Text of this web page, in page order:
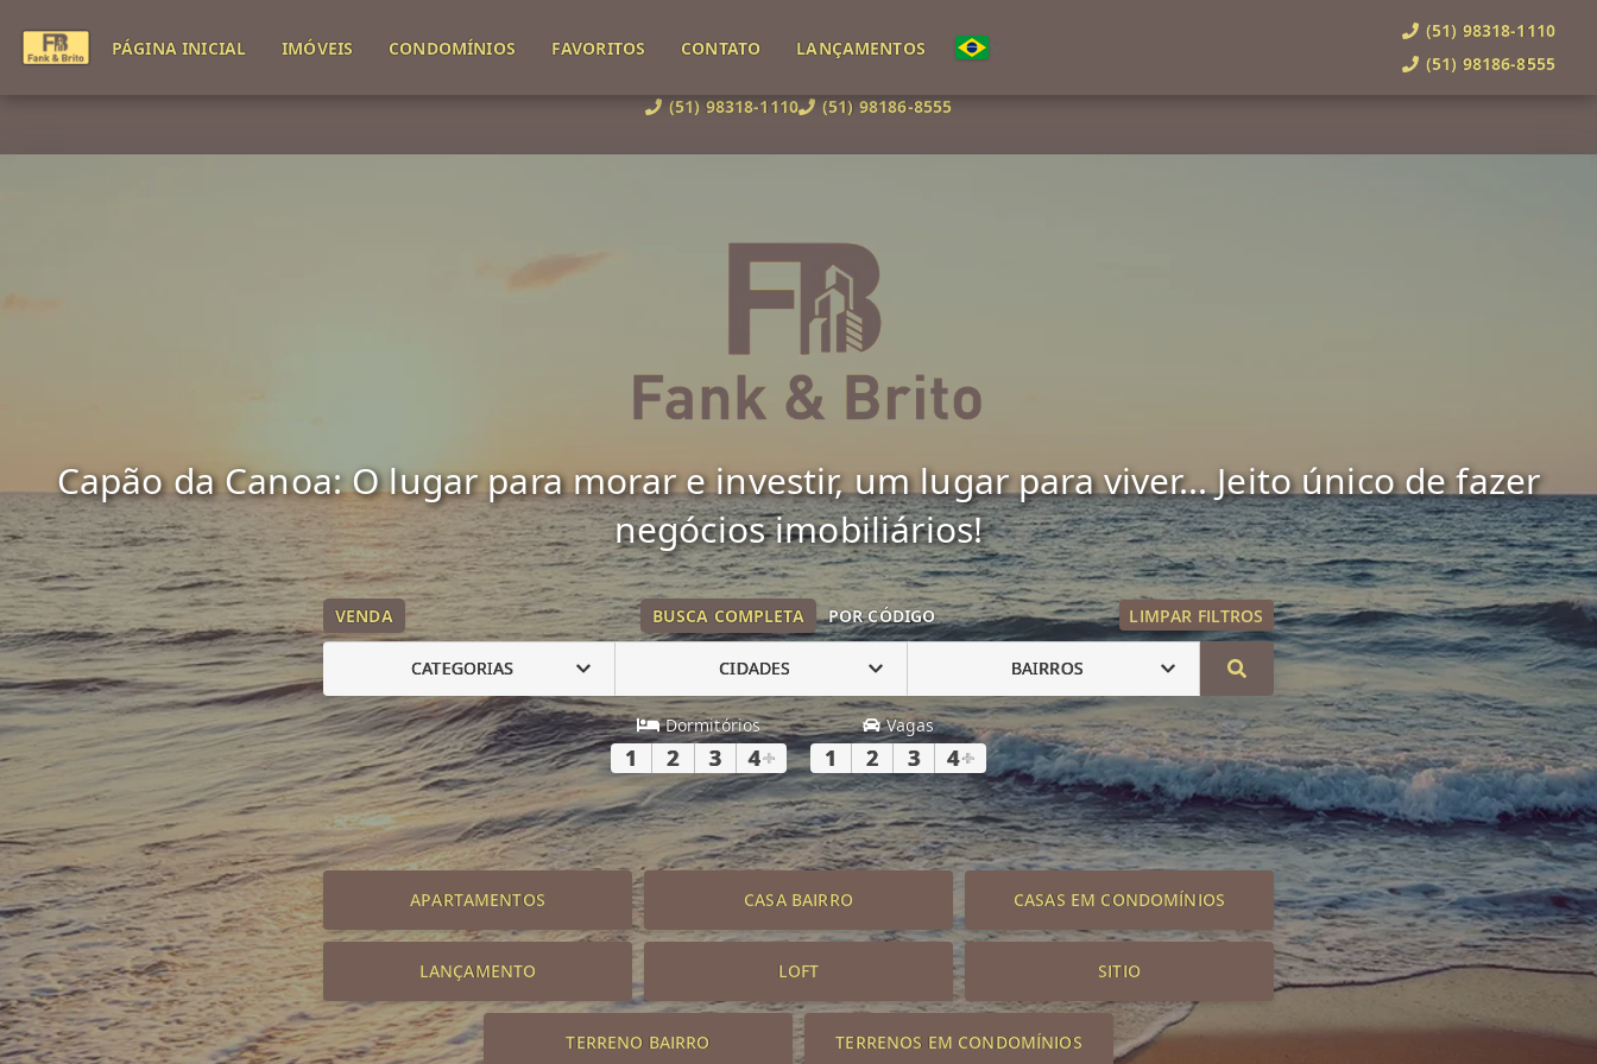
(51) 98318-1110 (51) 98186-8555
PÁGINA INICIAL IMÓVEIS CONDOMÍNIOS FAVORITOS CONTATO LANÇAMENTOS
(51) 98318-1110
(51) 98186-8555
Capão da Canoa: O lugar para morar e investir, um lugar para viver... Jeito único de fazer
negócios imobiliários!
VENDA BUSCA COMPLETA POR CÓDIGO LIMPAR FILTROS
CATEGORIAS CIDADES BAIRROS
Dormitórios
1 2 3 4+
Vagas
1 2 3 4+
APARTAMENTOS CASA BAIRRO CASAS EM CONDOMÍNIOS
LANÇAMENTO LOFT SITIO
TERRENO BAIRRO TERRENOS EM CONDOMÍNIOS